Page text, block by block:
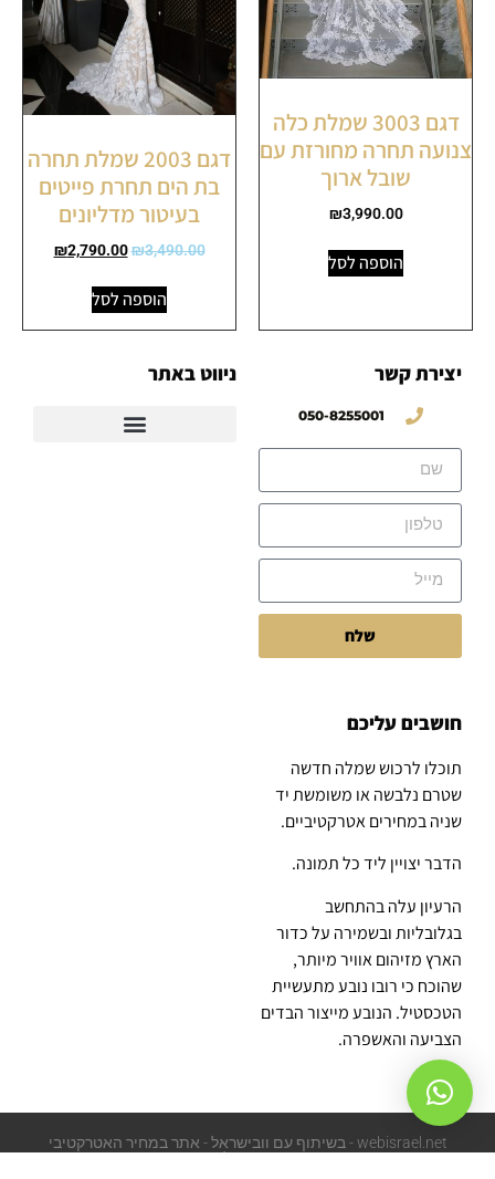
דגם 3003 שמלת כלה
צנועה תחרה מחורזת עם
שובל ארוך
₪3,990.00
הוספה לסל
דגם 2003 שמלת תחרה
בת הים תחרת פייטים
בעיטור מדליונים
₪3,490.00
₪2,790.00
הוספה לסל
יצירת קשר
050-8255001
שלח
ניווט באתר
חושבים עליכם
תוכלו לרכוש שמלה חדשה
שטרם נלבשה או משומשת יד
שניה במחירים אטרקטיביים.
הדבר יצויין ליד כל תמונה.
הרעיון עלה בהתחשב
בגלובליות ובשמירה על כדור
הארץ מזיהום אוויר מיותר,
שהוכח כי רובו נובע מתעשיית
הטכסטיל. הנובע מייצור הבדים
הצביעה והאשפרה.
webisrael.net - בשיתוף עם וובישראל - אתר במחיר האטרקטיבי
בישראל